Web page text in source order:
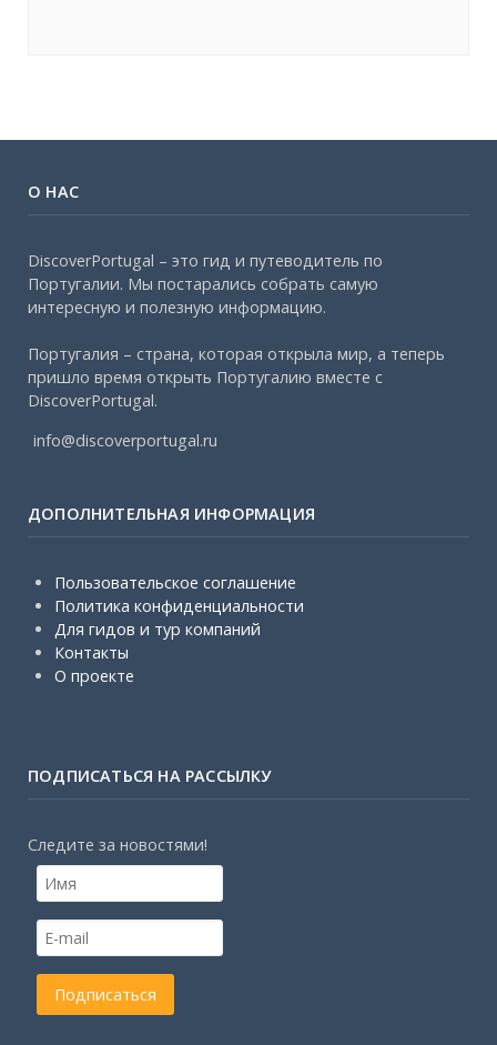
О НАС
DiscoverPortugal – это гид и путеводитель по
Португалии. Мы постарались собрать самую
интересную и полезную информацию.
Португалия – страна, которая открыла мир, а теперь
пришло время открыть Португалию вместе с
DiscoverPortugal.
info@discoverportugal.ru
ДОПОЛНИТЕЛЬНАЯ ИНФОРМАЦИЯ
Пользовательское соглашение
Политика конфиденциальности
Для гидов и тур компаний
Контакты
О проекте
ПОДПИСАТЬСЯ НА РАССЫЛКУ
Следите за новостями!